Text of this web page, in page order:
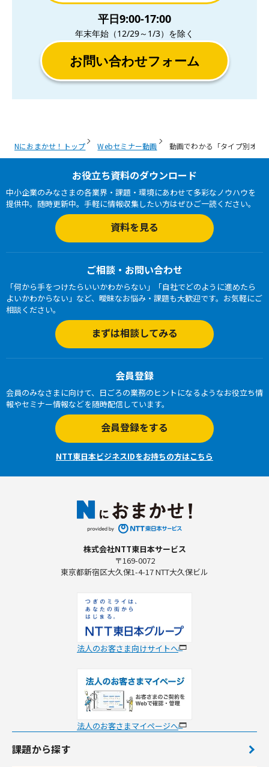
平日9:00-17:00
年末年始（12/29～1/3）を除く
お問い合わせフォーム
お役立ち資料のダウンロード
中小企業のみなさまの各業界・課題・環境にあわせて多彩なノウハウを
提供中。随時更新中。手軽に情報収集したい方はぜひご一読ください。
資料を見る
ご相談・お問い合わせ
「何から手をつけたらいいかわからない」「自社でどのように進めたら
よいかわからない」など、曖昧なお悩み・課題も大歓迎です。お気軽にご
相談ください。
まずは相談してみる
会員登録
会員のみなさまに向けて、日ごろの業務のヒントになるようなお役立ち情
報やセミナー情報などを随時配信しています。
会員登録をする
NTT東日本ビジネスIDをお持ちの方はこちら
株式会社NTT東日本サービス
〒169-0072
東京都新宿区大久保1-4-17 NTT大久保ビル
法人のお客さま向けサイトへ
法人のお客さまマイページへ
課題から探す